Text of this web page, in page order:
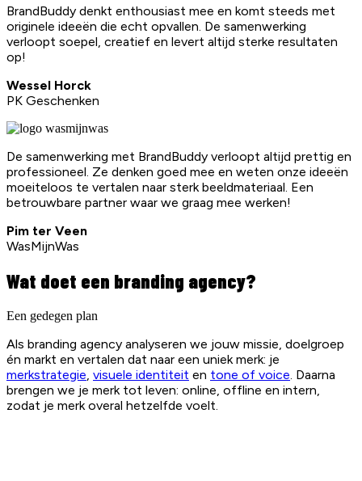
BrandBuddy denkt enthousiast mee en komt steeds met
originele ideeën die echt opvallen. De samenwerking
verloopt soepel, creatief en levert altijd sterke resultaten
op!
Wessel Horck
PK Geschenken
De samenwerking met BrandBuddy verloopt altijd prettig en
professioneel. Ze denken goed mee en weten onze ideeën
moeiteloos te vertalen naar sterk beeldmateriaal. Een
betrouwbare partner waar we graag mee werken!
Pim ter Veen
WasMijnWas
Wat doet een branding agency?
Een gedegen plan
Als branding agency analyseren we jouw missie, doelgroep
én markt en vertalen dat naar een uniek merk: je
merkstrategie, visuele identiteit en tone of voice. Daarna
brengen we je merk tot leven: online, offline en intern,
zodat je merk overal hetzelfde voelt.